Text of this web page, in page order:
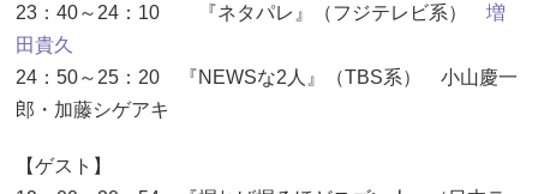
23：40～24：10 『ネタパレ』（フジテレビ系） 増
田貴久
24：50～25：20 『NEWSな2人』（TBS系） 小山慶一
郎・加藤シゲアキ
【ゲスト】